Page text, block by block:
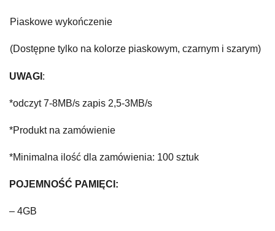
Piaskowe wykończenie
(Dostępne tylko na kolorze piaskowym, czarnym i szarym)
UWAGI :
*odczyt 7-8MB/s zapis 2,5-3MB/s
*Produkt na zamówienie
*Minimalna ilość dla zamówienia: 100 sztuk
POJEMNOŚĆ PAMIĘCI:
– 4GB